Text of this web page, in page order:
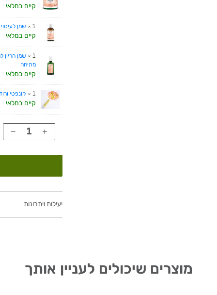
קיים במלאי
1 × שמן
קיים במלאי
1 ×
שמן הריון
מתיחה
קיים במלאי
1 × קונפטי
קיים במלאי
יעילות ויתרונות
מוצרים שיכולים לעניין אותך